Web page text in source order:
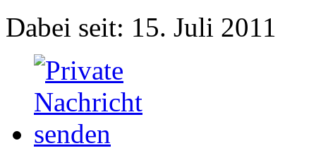
Dabei seit: 15. Juli 2011